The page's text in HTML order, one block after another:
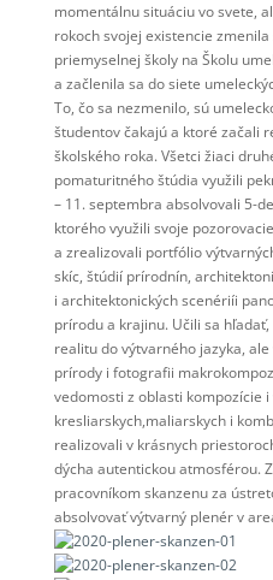
momentálnu situáciu vo svete,
rokoch svojej existencie
priemyselnej školy na Školu
a začlenila sa do siete
To, čo sa nezmenilo, sú
študentov čakajú a ktoré začali
školského roka. Všetci žiaci
pomaturitného štúdia využili
– 11. septembra absolvovali 5-
ktorého využili svoje
a zrealizovali portfólio
skíc, štúdií prírodnín,
i architektonických scenériíi
prírodu a krajinu. Učili sa
realitu do výtvarného jazyka,
prírody i fotografii
vedomosti z oblasti kompozície
kresliarskych,maliarskych i
realizovali v krásnych
dýcha autentickou atmosférou.
pracovníkom skanzenu za
absolvovať výtvarný plenér v